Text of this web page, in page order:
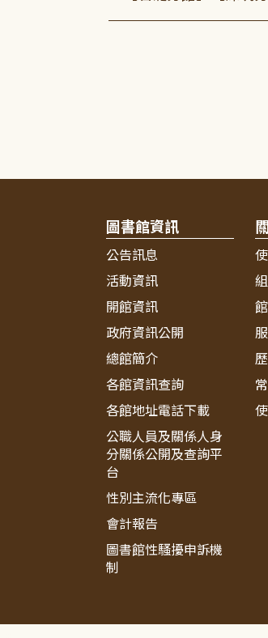
圖書館資訊
公告訊息
活動資訊
開館資訊
政府資訊公開
總館簡介
各館資訊查詢
各館地址電話下載
公職人員及關係人身
分關係公開及查詢平
台
性別主流化專區
會計報告
圖書館性騷擾申訴機
制